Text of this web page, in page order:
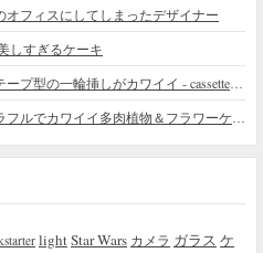
フィスにしてしまったデザイナー
しすぎるケーキ
「日常に花と音楽を」カセットテープ型の一輪挿しがカワイイ - cassette vase
本物の植物にしか見えない！カラフルでカワイイ多肉植物＆フラワーケーキ
lightStar Wars カメラ ガラス ケ